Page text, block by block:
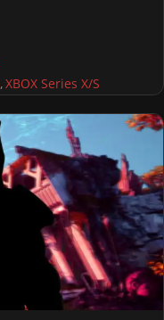
,XBOX Series X/S